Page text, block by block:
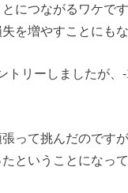
につながるワケで
を増やすことにもな
トリーしましたが、
って挑んだのです
ということになっ